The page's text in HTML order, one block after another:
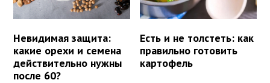
Невидимая защита:
какие орехи и семена
действительно нужны
после 60?
Есть и не толстеть: как
правильно готовить
картофель